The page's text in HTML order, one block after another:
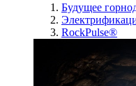
Будущее
RockPulse®